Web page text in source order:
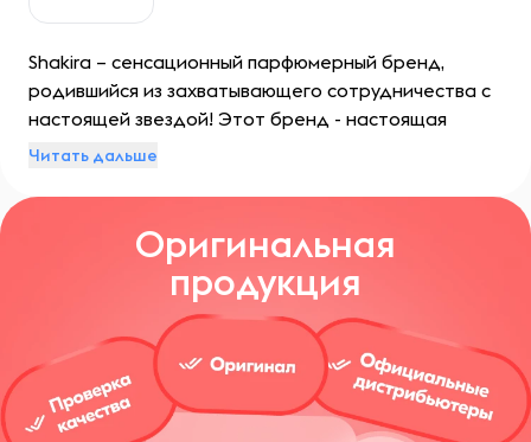
Shakira – сенсационный парфюмерный бренд,
родившийся из захватывающего сотрудничества с
настоящей звездой! Этот бренд - настоящая
бомба эмоций, сочетающая в себе чарующие ноты
невероятное, вдохновленное самой личностью,
ставшей мировой иконой.
Читать дальше
Оригинальная
продукция